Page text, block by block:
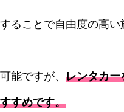
ることで自由度の高い
能ですが、 レンタカー
すめです。